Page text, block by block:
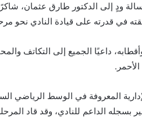
ودٍ إلى الدكتور طارق عثمان،
في قدرته على قيادة النادي نحو
داعيًا الجميع إلى التكاتف
المعروفة في الوسط الرياضي
بسجله الداعم للنادي، وقد قاد